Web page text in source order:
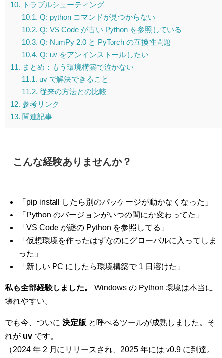
10. トラブルシューティング
10.1. Q: python コマンドが見つからない
10.2. Q: VS Code が古い Python を参照している
10.3. Q: NumPy 2.0 と PyTorch の互換性問題
10.4. Q: uv をアンインストールしたい
11. まとめ：もう環境構築で泣かない
11.1. uv で解決できること
11.2. 従来の方法との比較
12. 参考リンク
13. 関連記事
こんな経験ありませんか？
「pip install したら別のパッケージが動かなくなった」
「Python のバージョンがいつの間にか変わってた」
「VS Code が謎の Python を参照してる」
「仮想環境を作ったはずなのにグローバルに入ってしま
った」
「新しい PC にしたら環境構築で 1 日溶けた」
私も全部経験しました。
Windows の Python 環境は本当に
壊れやすい。
でも今、ついに 決定版 と呼べるツールが成熟しました。そ
れが uv です。
（2024 年 2 月にリリースされ、2025 年には v0.9 に到達。